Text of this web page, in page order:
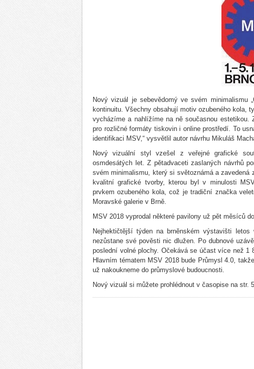
Nový vizuál je sebevědomý ve svém minimalismu
kontinuitu. Všechny obsahují motiv ozubeného kola,
vycházíme a nahlížíme na ně současnou
pro rozličné formáty tiskovin i online prostředí. To
identifikaci MSV,“ vysvětlil autor návrhu Mikuláš
Nový vizuální styl vzešel z veřejné grafické
osmdesátých let. Z pětadvaceti zaslaných návrhů
svém minimalismu, který si světoznámá a zavedená
kvalitní grafické tvorby, kterou byl v minulosti
prvkem ozubeného kola, což je tradiční značka
Moravské galerie v Brně.
MSV 2018 vyprodal některé pavilony už pět měsíců
Nejhektičtější týden na brněnském výstavišti
nezůstane své pověsti nic dlužen. Po dubnové
poslední volné plochy. Očekává se účast více než 1
Hlavním tématem MSV 2018 bude Průmysl 4.0,
už nakoukneme do průmyslové budoucnosti.
Nový vizuál si můžete prohlédnout v časopise na str.